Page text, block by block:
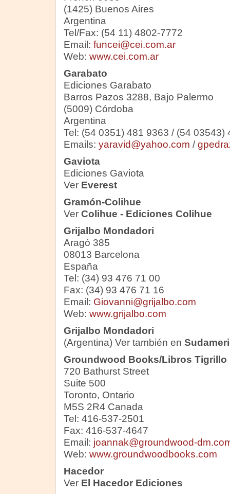
(1425) Buenos Aires
Argentina
Tel/Fax: (54 11) 4802-7772
Email: funcei@cei.com.ar
Web: www.cei.com.ar
Garabato
Ediciones Garabato
Barros Pazos 3288, Bajo Palermo
(5009) Córdoba
Argentina
Tel: (54 0351) 481 9363 / (54 03543)
Emails: yaravid@yahoo.com /
Gaviota
Ediciones Gaviota
Ver Everest
Gramón-Colihue
Ver Colihue - Ediciones Colihue
Grijalbo Mondadori
Aragó 385
08013 Barcelona
España
Tel: (34) 93 476 71 00
Fax: (34) 93 476 71 16
Email: Giovanni@grijalbo.com
Web: www.grijalbo.com
Grijalbo Mondadori
(Argentina) Ver también en
Groundwood Books/Libros Tigrillo
720 Bathurst Street
Suite 500
Toronto, Ontario
M5S 2R4 Canada
Tel: 416-537-2501
Fax: 416-537-4647
Email: joannak@groundwood-
Web: www.groundwoodbooks.com
Hacedor
Ver El Hacedor Ediciones